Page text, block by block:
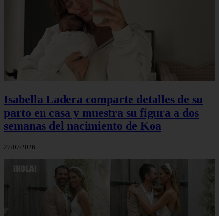
Isabella Ladera comparte detalles de su
parto en casa y muestra su figura a dos
semanas del nacimiento de Koa
27/07/2026